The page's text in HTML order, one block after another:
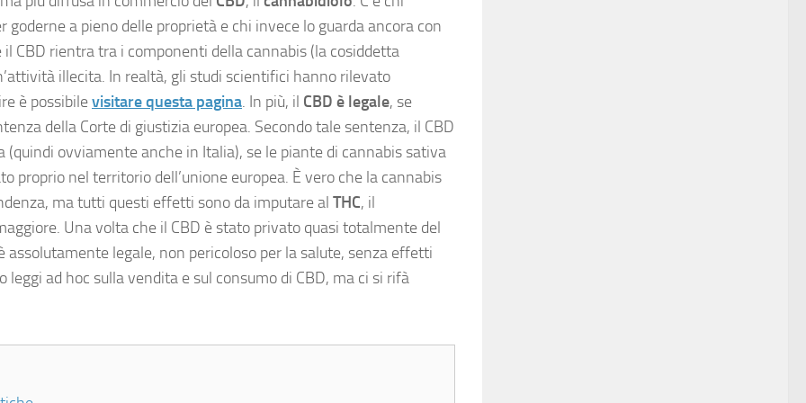
a pieno delle proprietà e chi invece lo guarda ancora con
CBD rientra tra i componenti della cannabis (la cosiddetta
illecita. In realtà, gli studi scientifici hanno rilevato
è possibilevisitare questa pagina. In più, il CBD è legale, se
della Corte di giustizia europea. Secondo tale sentenza, il CBD
(quindi ovviamente anche in Italia), se le piante di cannabis sativa
proprio nel territorio dell’unione europea. È vero che la cannabis
ma tutti questi effetti sono da imputare al THC, il
Una volta che il CBD è stato privato quasi totalmente del
assolutamente legale, non pericoloso per la salute, senza effetti
ad hoc sulla vendita e sul consumo di CBD, ma ci si rifà